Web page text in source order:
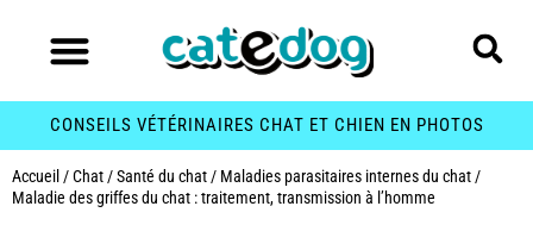
CONSEILS VÉTÉRINAIRES CHAT ET CHIEN EN PHOTOS
Accueil /Chat /Santé du chat / Maladies parasitaires internes du chat /
Maladie des griffes du chat : traitement, transmission à l’homme